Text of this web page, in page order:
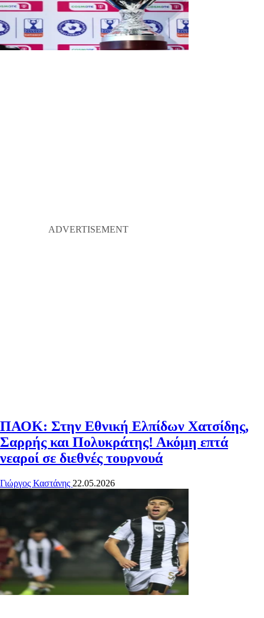
ΠΑΟΚ: Στην Εθνική Ελπίδων Χατσίδης,
Σαρρής και Πολυκράτης! Ακόμη επτά
νεαροί σε διεθνές τουρνουά
Γιώργος Καστάνης 22.05.2026